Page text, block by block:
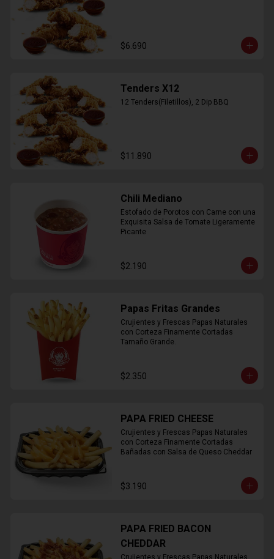
$6.690
Tenders X12
12 Tenders(Filetillos), 2 Dip BBQ
$11.890
Chili Mediano
Estofado de Porotos con Carne con una
Exquisita Salsa de Tomate Ligeramente
Picante
$2.190
Papas Fritas Grandes
Crujientes y Frescas Papas Naturales
con Corteza Finamente Cortadas
Tamaño Grande.
$2.350
PAPA FRIED CHEESE
Crujientes y Frescas Papas Naturales
con Corteza Finamente Cortadas
Bañadas con Salsa de Queso Cheddar
$3.190
PAPA FRIED BACON
CHEDDAR
Crujientes y Frescas Papas Naturales